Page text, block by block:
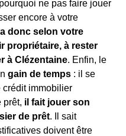
ne pas faire jouer
encore à votre
donc selon votre
propriétaire, à rester
à Clézentaine. Enfin, le
gain de temps : il se
crédit immobilier
prêt, il fait jouer son
de prêt. Il sait
doivent être